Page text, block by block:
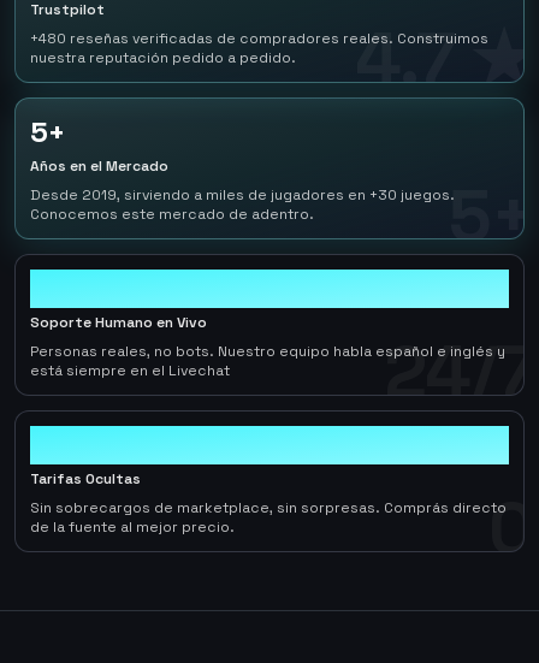
4.7 ★
Trustpilot
+480 reseñas verificadas de compradores reales. Construimos
nuestra reputación pedido a pedido.
5+
5+
Años en el Mercado
Desde 2019, sirviendo a miles de jugadores en +30 juegos.
Conocemos este mercado de adentro.
24/7
Soporte Humano en Vivo
Personas reales, no bots. Nuestro equipo habla español e inglés y
está siempre en el Livechat
0
Tarifas Ocultas
Sin sobrecargos de marketplace, sin sorpresas. Comprás directo
de la fuente al mejor precio.